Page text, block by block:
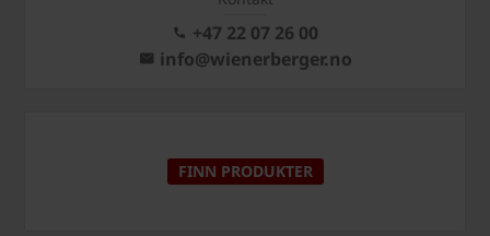
+47 22 07 26 00
info@wienerberger.no
FINN PRODUKTER